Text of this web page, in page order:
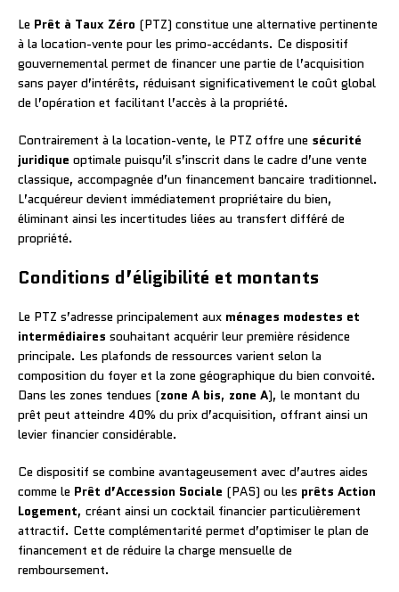
Le Prêt à Taux Zéro (PTZ) constitue une alternative pertinente
à la location-vente pour les primo-accédants. Ce dispositif
gouvernemental permet de financer une partie de l’acquisition
sans payer d’intérêts, réduisant significativement le coût global
de l’opération et facilitant l’accès à la propriété.
Contrairement à la location-vente, le PTZ offre une sécurité
juridique optimale puisqu’il s’inscrit dans le cadre d’une vente
classique, accompagnée d’un financement bancaire traditionnel.
L’acquéreur devient immédiatement propriétaire du bien,
éliminant ainsi les incertitudes liées au transfert différé de
propriété.
Conditions d’éligibilité et montants
Le PTZ s’adresse principalement aux ménages modestes et
intermédiaires souhaitant acquérir leur première résidence
principale. Les plafonds de ressources varient selon la
composition du foyer et la zone géographique du bien convoité.
Dans les zones tendues (zone A bis, zone A), le montant du
prêt peut atteindre 40% du prix d’acquisition, offrant ainsi un
levier financier considérable.
Ce dispositif se combine avantageusement avec d’autres aides
comme le Prêt d’Accession Sociale (PAS) ou les prêts Action
Logement, créant ainsi un cocktail financier particulièrement
attractif. Cette complémentarité permet d’optimiser le plan de
financement et de réduire la charge mensuelle de
remboursement.